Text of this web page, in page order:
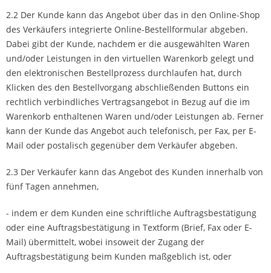
2.2 Der Kunde kann das Angebot über das in den Online-Shop
des Verkäufers integrierte Online-Bestellformular abgeben.
Dabei gibt der Kunde, nachdem er die ausgewählten Waren
und/oder Leistungen in den virtuellen Warenkorb gelegt und
den elektronischen Bestellprozess durchlaufen hat, durch
Klicken des den Bestellvorgang abschließenden Buttons ein
rechtlich verbindliches Vertragsangebot in Bezug auf die im
Warenkorb enthaltenen Waren und/oder Leistungen ab. Ferner
kann der Kunde das Angebot auch telefonisch, per Fax, per E-
Mail oder postalisch gegenüber dem Verkäufer abgeben.
2.3 Der Verkäufer kann das Angebot des Kunden innerhalb von
fünf Tagen annehmen,
- indem er dem Kunden eine schriftliche Auftragsbestätigung
oder eine Auftragsbestätigung in Textform (Brief, Fax oder E-
Mail) übermittelt, wobei insoweit der Zugang der
Auftragsbestätigung beim Kunden maßgeblich ist, oder